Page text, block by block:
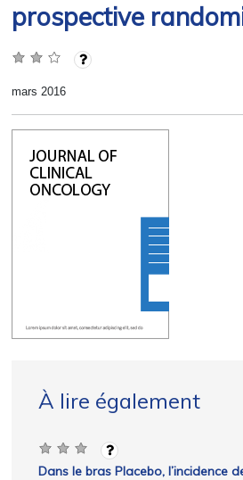
prospective
mars 2016
À lire également
Dans le bras Placebo, l’incidence